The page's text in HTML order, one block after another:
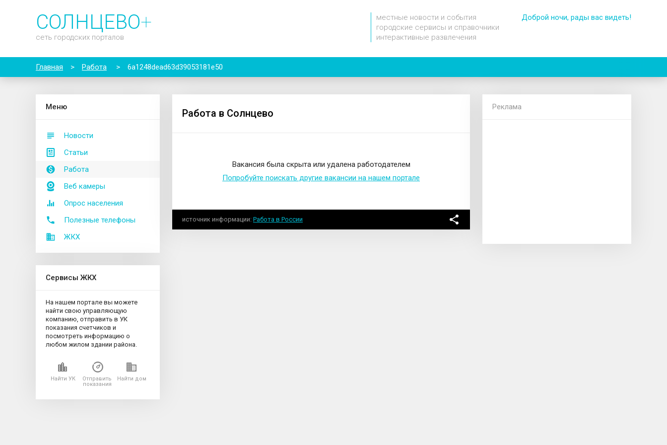
СОЛНЦЕВО+
сеть городских порталов
местные новости и события
городские сервисы и справочники
интерактивные развлечения
Доброй ночи, рады вас видеть!
Главная > Работа > 6a1248dead63d39053181e50
Меню
Новости
Статьи
Работа
Веб камеры
Опрос населения
Полезные телефоны
ЖКХ
Сервисы ЖКХ
На нашем портале вы можете
найти свою управляющую
компанию, отправить в УК
показания счетчиков и
посмотреть информацию о
любом жилом здании района.
Найти УК
Отправить
показания
Найти дом
Работа в Солнцево
Вакансия была скрыта или удалена работодателем
Попробуйте поискать другие вакансии на нашем портале
источник информации Работа в России
Реклама